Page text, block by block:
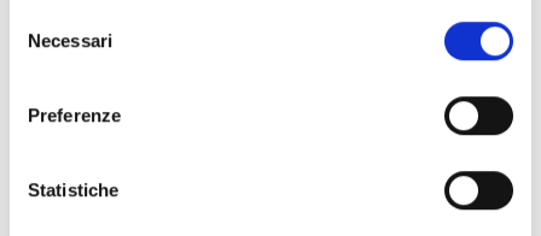
Per conoscere i dettagli, consulta la nostra cookie policy.
https://www.openinnovation.regione.lombardia.it/it/co
https://www.openinnovation.regione.lombardia.it/it/pr
delNecessari
Preferenze
Statistiche
Brain Experience: Neuro Tecnologie, Media e Creatività